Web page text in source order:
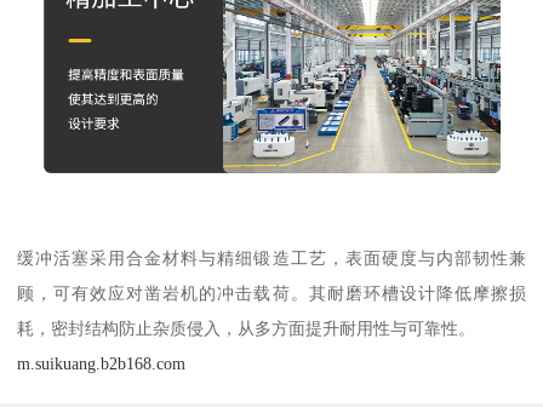
缓冲活塞采用合金材料与精细锻造工艺，表面硬度与内部韧性兼
顾，可有效应对凿岩机的冲击载荷。其耐磨环槽设计降低摩擦损
耗，密封结构防止杂质侵入，从多方面提升耐用性与可靠性。
m.suikuang.b2b168.com